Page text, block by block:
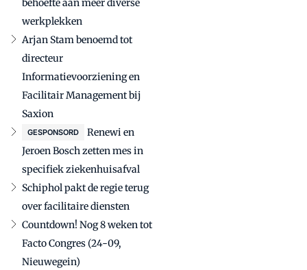
behoefte aan meer diverse
werkplekken
Arjan Stam benoemd tot
directeur
Informatievoorziening en
Facilitair Management bij
Saxion
GESPONSORD
Renewi en
Jeroen Bosch zetten mes in
specifiek ziekenhuisafval
Schiphol pakt de regie terug
over facilitaire diensten
Countdown! Nog 8 weken tot
Facto Congres (24-09,
Nieuwegein)